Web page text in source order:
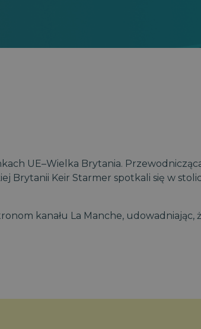
UE–Wielka Brytania.
Brytanii Keir Starmer spotkali się w
kanału La Manche, udowadniając,